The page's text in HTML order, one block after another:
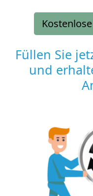
Füllen Sie
und